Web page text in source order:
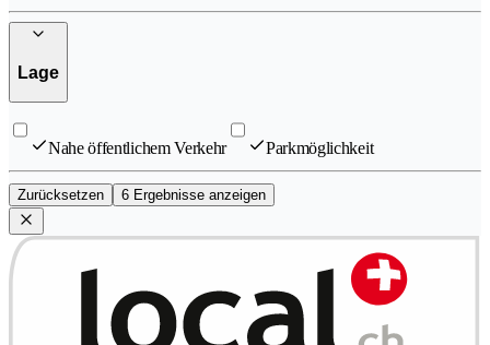
Lage
Nahe öffentlichem Verkehr Parkmöglichkeit
Zurücksetzen 6 Ergebnisse anzeigen